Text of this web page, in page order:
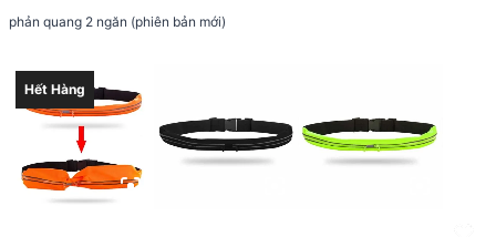
phản quang 2 ngăn (phiên bản mới)
Hết Hàng